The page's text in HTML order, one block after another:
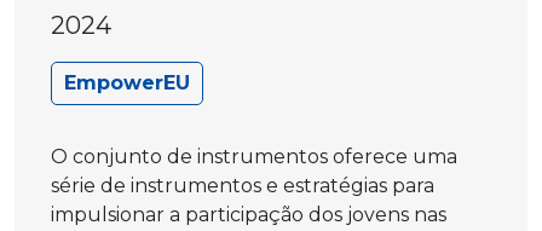
2024
EmpowerEU
O conjunto de instrumentos oferece uma
série de instrumentos e estratégias para
impulsionar a participação dos jovens nas